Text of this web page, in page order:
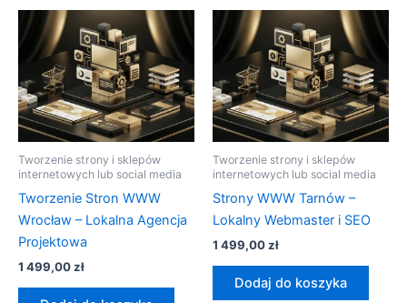
Tworzenie strony i sklepów
internetowych lub social media
Tworzenie Stron WWW
Wrocław – Lokalna Agencja
Projektowa
1 499,00zł
Tworzenie strony i sklepów
internetowych lub social media
Strony WWW Tarnów –
Lokalny Webmaster i SEO
1 499,00zł
Dodaj do koszyka